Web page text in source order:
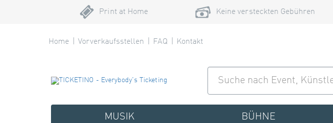
Print at Home Keine versteckten Gebühren
Home Vorverkaufsstellen FAQ Kontakt
MUSIK BÜHNE